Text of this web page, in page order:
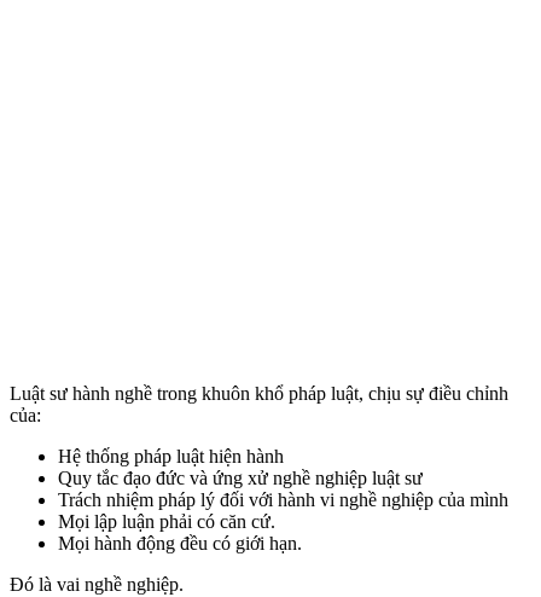
Luật sư hành nghề trong khuôn khổ pháp luật, chịu sự điều chỉnh
của:
Hệ thống pháp luật hiện hành
Quy tắc đạo đức và ứng xử nghề nghiệp luật sư
Trách nhiệm pháp lý đối với hành vi nghề nghiệp của mình
Mọi lập luận phải có căn cứ.
Mọi hành động đều có giới hạn.
Đó là vai nghề nghiệp.